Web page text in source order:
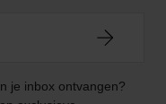
je inbox ontvangen?